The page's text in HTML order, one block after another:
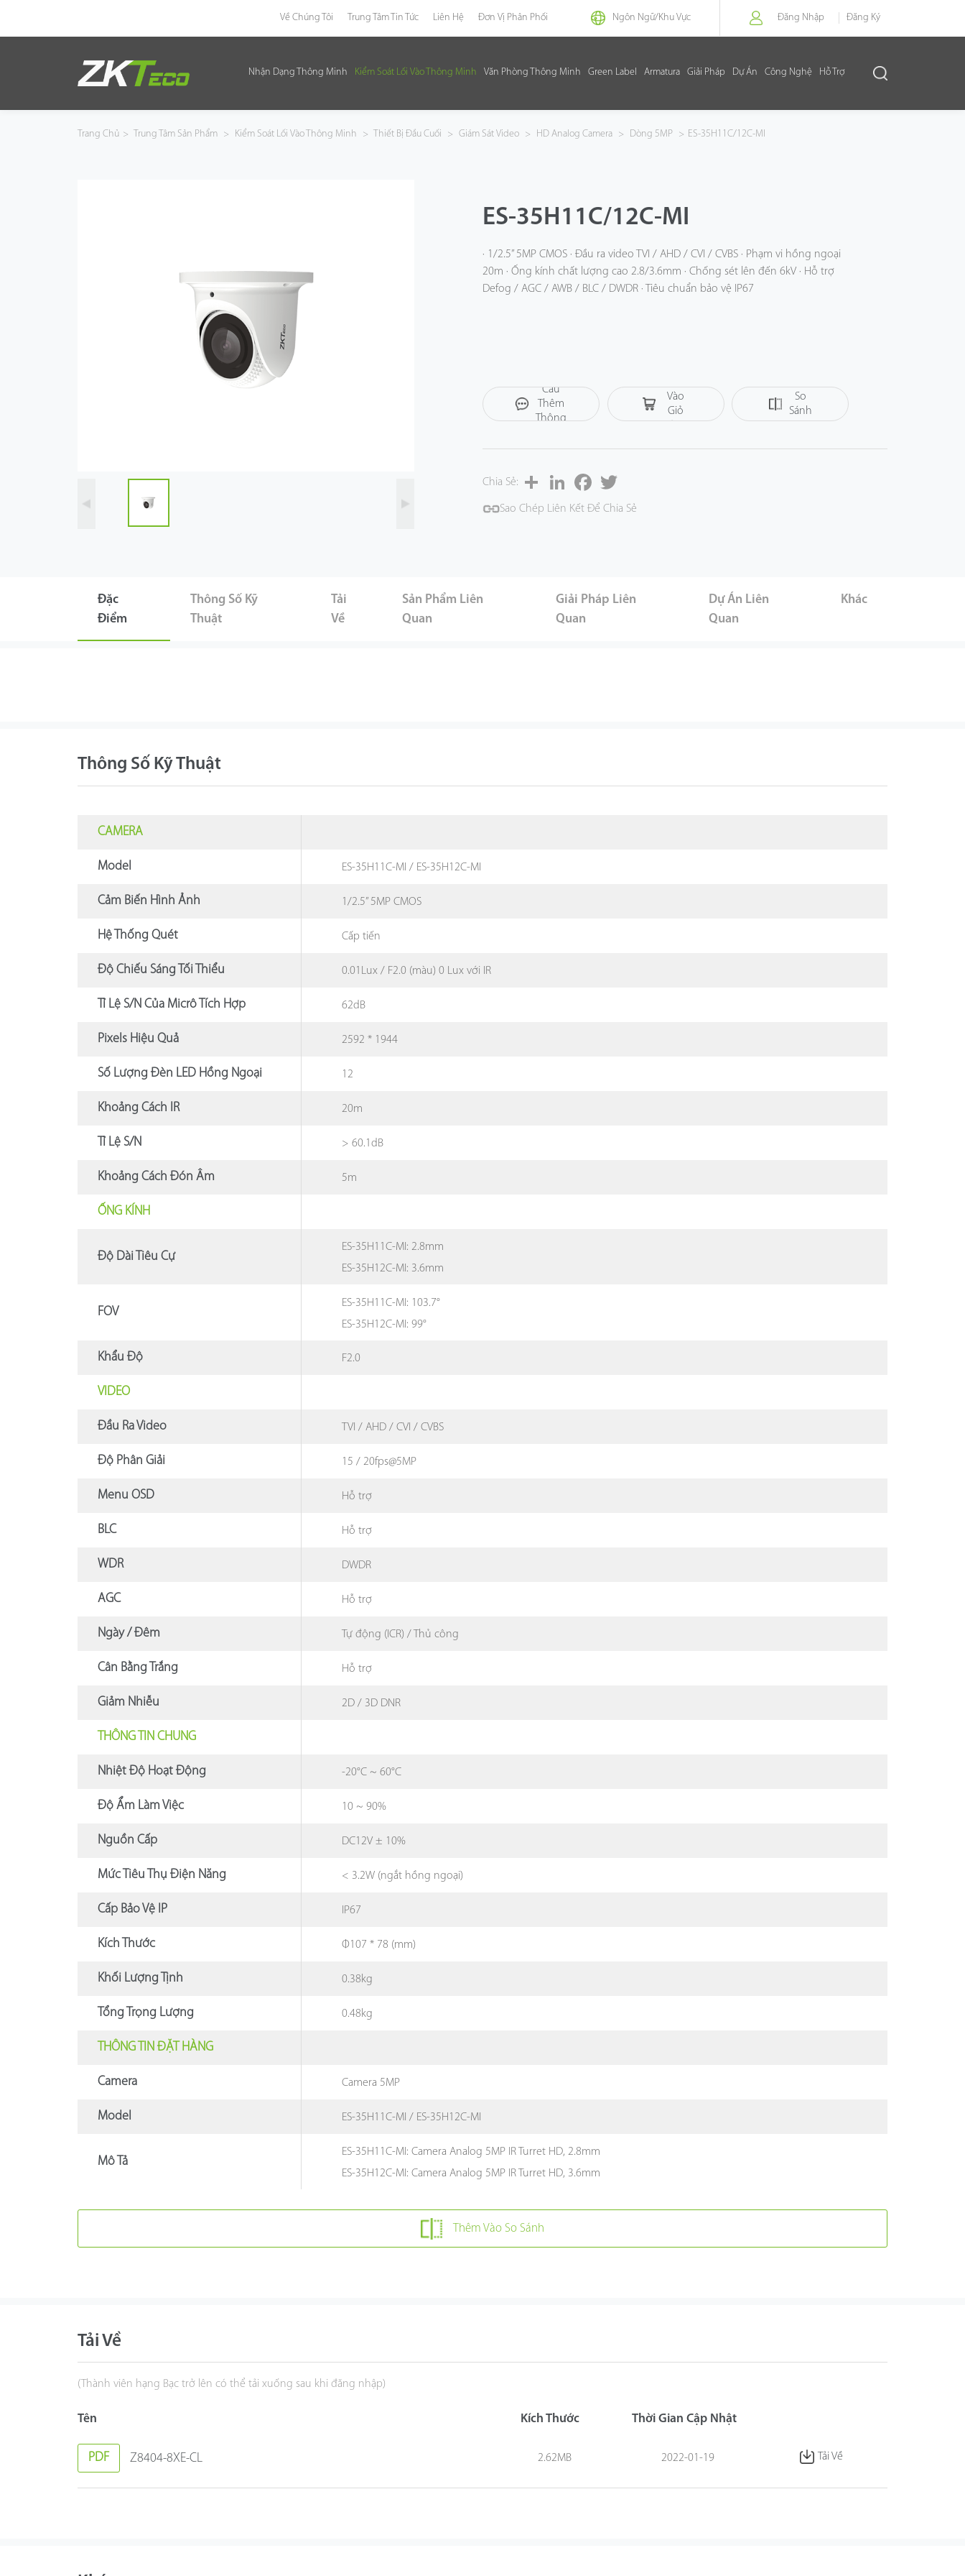
Về Chúng Tôi Trung Tâm Tin Tức Liên Hệ Đơn Vị Phân Phối Ngôn Ngữ/Khu Vực Đăng Nhập Đăng Ký
Nhận Dạng Thông Minh Kiểm Soát Lối Vào Thông Minh Văn Phòng Thông Minh Green Label Armatura Giải Pháp Dự Án Công Nghệ
Hỗ Trợ
Kiểm Soát Lối Vào Thông Minh
Trang Chủ > Trung Tâm Sản Phẩm > Kiểm Soát Lối Vào Thông Minh > Thiết Bị Đầu Cuối > Giám Sát Video > HD Analog Camera > Dòng 5MP > ES-35H11C/12C-MI
ES-35H11C/12C-MI
· 1/2.5” 5MP CMOS · Đầu ra video TVI / AHD / CVI / CVBS · Phạm vi hồng ngoại
20m · Ống kính chất lượng cao 2.8/3.6mm · Chống sét lên đến 6kV · Hỗ trợ
Defog / AGC / AWB / BLC / DWDR · Tiêu chuẩn bảo vệ IP67
Cầu
Thêm
Thông
Vào
Giỏ
So
Sánh
Chia Sẻ:
Share LinkedInFacebook
Sao Chép Liên Kết Để Chia Sẻ
Đặc
Điểm
Thông Số Kỹ
Thuật
Tải
Về
Sản Phẩm Liên
Quan
Giải Pháp Liên
Quan
Dự Án Liên
Quan
Khác
Thông Số Kỹ Thuật
CAMERA
Model ES-35H11C-MI / ES-35H12C-MI
Cảm Biến Hình Ảnh 1/2.5” 5MP CMOS
Hệ Thống Quét Cấp tiến
Độ Chiếu Sáng Tối Thiểu 0.01Lux / F2.0 (màu) 0 Lux với IR
Tỉ Lệ S/N Của Micrô Tích Hợp 62dB
Pixels Hiệu Quả 2592 * 1944
Số Lượng Đèn LED Hồng Ngoại 12
Khoảng Cách IR 20m
Tỉ Lệ S/N > 60.1dB
Khoảng Cách Đón Âm 5m
ỐNG KÍNH
Độ Dài Tiêu Cự
ES-35H11C-MI: 2.8mm
ES-35H12C-MI: 3.6mm
FOV
ES-35H11C-MI: 103.7°
ES-35H12C-MI: 99°
Khẩu Độ F2.0
VIDEO
Đầu Ra Video TVI / AHD / CVI / CVBS
Độ Phân Giải 15 / 20fps@5MP
Menu OSD Hỗ trợ
BLC Hỗ trợ
WDR DWDR
AGC Hỗ trợ
Ngày / Đêm Tự động (ICR) / Thủ công
Cân Bằng Trắng Hỗ trợ
Giảm Nhiễu 2D / 3D DNR
THÔNG TIN CHUNG
Nhiệt Độ Hoạt Động -20°C ~ 60°C
Độ Ẩm Làm Việc 10 ~ 90%
Nguồn Cấp DC12V ± 10%
Mức Tiêu Thụ Điện Năng < 3.2W (ngắt hồng ngoại)
Cấp Bảo Vệ IP IP67
Kích Thước Φ107 * 78 (mm)
Khối Lượng Tịnh 0.38kg
Tổng Trọng Lượng 0.48kg
THÔNG TIN ĐẶT HÀNG
Camera Camera 5MP
Model ES-35H11C-MI / ES-35H12C-MI
Mô Tả
ES-35H11C-MI: Camera Analog 5MP IR Turret HD, 2.8mm
ES-35H12C-MI: Camera Analog 5MP IR Turret HD, 3.6mm
Thêm Vào So Sánh
Tải Về
(Thành viên hạng Bạc trở lên có thể tải xuống sau khi đăng nhập)
Tên Kích Thước Thời Gian Cập Nhật
PDF Z8404-8XE-CL 2.62MB 2022-01-19 Tải Về